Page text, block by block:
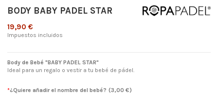
BODY BABY PADEL STAR
19,90 €
Impuestos incluidos
Body de Bebé "BABY PADEL STAR"
Ideal para un regalo o vestir a tu bebé de pádel.
*¿Quiere añadir el nombre del bebé? (3,00 €)